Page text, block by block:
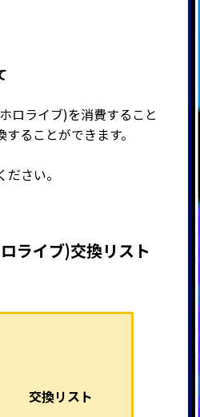
ロライブ)を消費すること
ることができます。
さい。
ライブ)交換リスト
交換リスト